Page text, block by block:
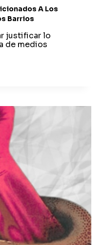
A Los
Barrios
justificar lo
de medios